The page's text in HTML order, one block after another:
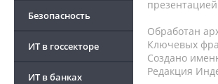
Безопасность
ИТ в госсекторе
ИТ в банках
Обработан
Ключевых
Создано
Редакция